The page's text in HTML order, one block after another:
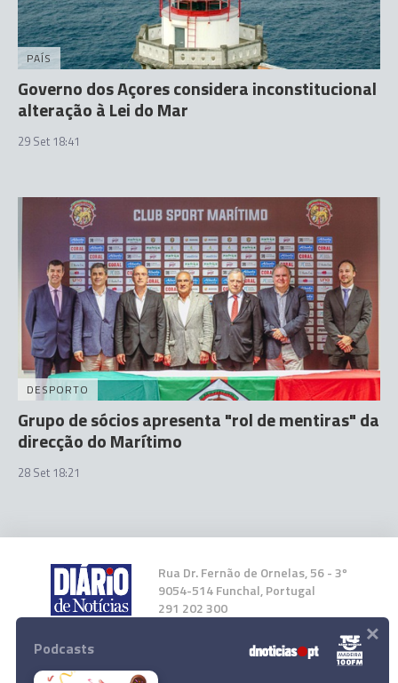
PAÍS
Governo dos Açores considera inconstitucional
alteração à Lei do Mar
29 Set 18:41
DESPORTO
Grupo de sócios apresenta "rol de mentiras" da
direcção do Marítimo
28 Set 18:21
Rua Dr. Fernão de Ornelas, 56 - 3º
9054-514 Funchal, Portugal
291 202 300
Instale a nossa App
Podcasts ×